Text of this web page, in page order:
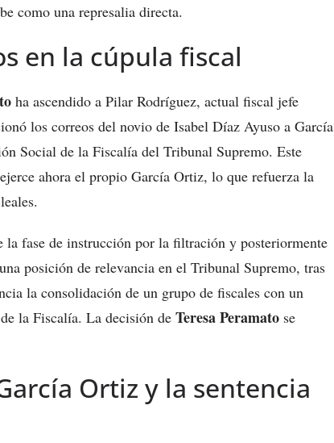
como una represalia directa.
en la cúpula fiscal
ha ascendido a Pilar Rodríguez, actual fiscal jefe
los correos del novio de Isabel Díaz Ayuso a García
Social de la Fiscalía del Tribunal Supremo. Este
ahora el propio García Ortiz, lo que refuerza la
la fase de instrucción por la filtración y posteriormente
posición de relevancia en el Tribunal Supremo, tras
la consolidación de un grupo de fiscales con un
la Fiscalía. La decisión de Teresa Peramato se
Ortiz y la sentencia